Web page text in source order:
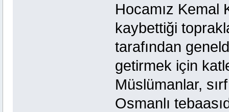
Hocamız Kemal
kaybettiği
tarafından
getirmek için
Müslümanlar,
Osmanlı